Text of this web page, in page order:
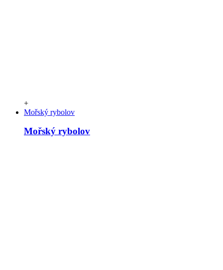
+
Mořský rybolov
Mořský rybolov